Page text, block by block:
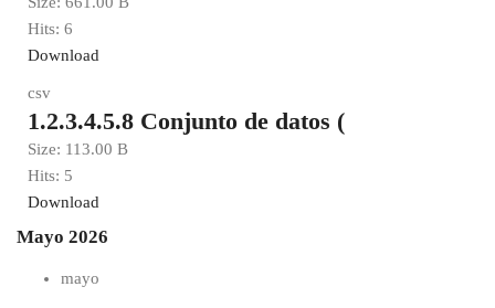
Hits: 6
Download
csv
1.2.3.4.5.8 Conjunto de datos (
Size: 113.00 B
Hits: 5
Download
Mayo 2026
mayo